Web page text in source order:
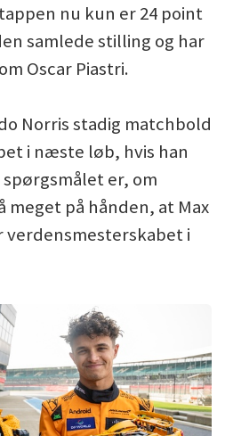
nu kun er 24 point
samlede stilling og har
Oscar Piastri.
Norris stadig matchbold
i næste løb, hvis han
er, om
meget på hånden, at Max
i